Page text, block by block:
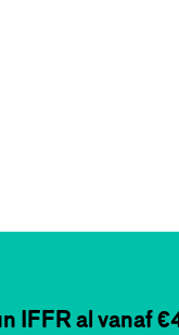
IFFR al vanaf